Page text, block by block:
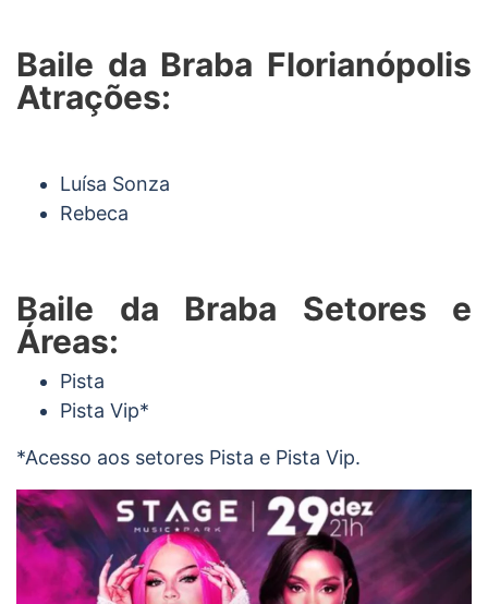
Baile da Braba Florianópolis
Atrações:
Luísa Sonza
Rebeca
Baile da Braba Setores e
Áreas:
Pista
Pista Vip*
*Acesso aos setores Pista e Pista Vip.